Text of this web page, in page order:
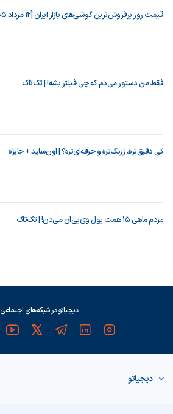
قیمت روز پرفروش‌ترین گوشی‌های بازار ایران [12 مرداد 1405]
فقط من دستور می‌دم که چی فیلتر بشه! | تک‌تاک
کی دقیق‌تره، زرنگ‌تره و حرفه‌ای‌تره؟ | اون‌ساید + جایزه
مردم ماهی ۱۵ همت پول وی‌پی‌ان می‌دن! | تک‌تاک
دیجیاتو در شبکه‌های اجتماعی
دیجیاتو